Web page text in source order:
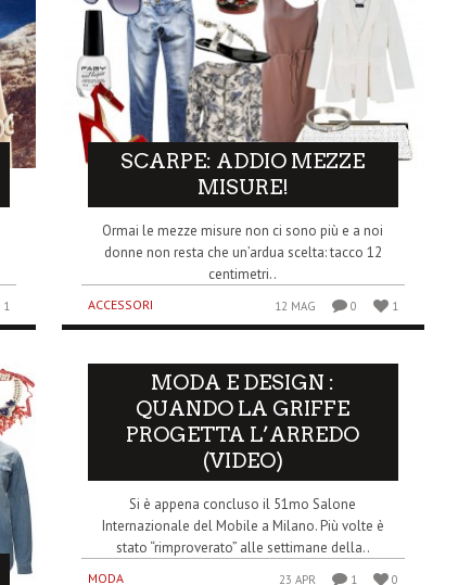
1
SCARPE: ADDIO MEZZE
MISURE!
Ormai le mezze misure non ci sono più e a noi
donne non resta che un’ardua scelta: tacco 12
centimetri..
ACCESSORI 12 MAG 0 1
MODA E DESIGN :
QUANDO LA GRIFFE
PROGETTA L’ARREDO
(VIDEO)
Si è appena concluso il 51mo Salone
Internazionale del Mobile a Milano. Più volte è
stato “rimproverato” alle settimane della..
MODA 23 APR 1 0